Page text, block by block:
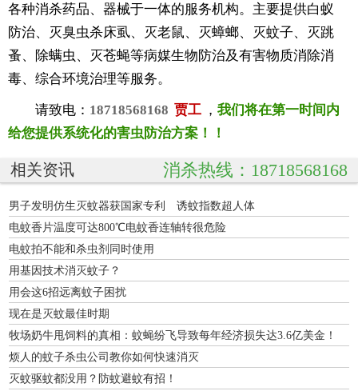
各种消杀药品、器械于一体的服务机构。主要提供白蚁
防治、灭臭虫杀床虱、灭老鼠、灭蟑螂、灭蚊子、灭跳
蚤、除螨虫、灭苍蝇等病媒生物防治及有害物质消除消
毒、综合环境治理等服务。
请致电： 18718568168 贾工 ， 我们将在第一时间内
给您提供系统化的害虫防治方案！！
相关资讯 消杀热线：18718568168
男子发明仿生灭蚊器获国家专利 诱蚊指数超人体
电蚊香片温度可达800℃电蚊香连轴转很危险
电蚊拍不能和杀虫剂同时使用
用基因技术消灭蚊子？
用会这6招远离蚊子困扰
现在是灭蚊最佳时期
牧场奶牛甩饲料的真相：蚊蝇纷飞导致每年经济损失达3.6亿美金！
烦人的蚊子杀虫公司教你如何快速消灭
灭蚊驱蚊都没用？防蚊避蚊有招！